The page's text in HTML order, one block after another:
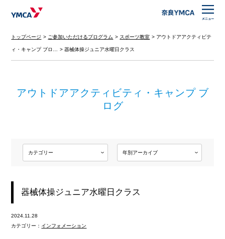
トップページ ご参加いただけるプログラム スポーツ教室 アウトドアアクティビテ
ィ・キャンプ ブロ… 器械体操ジュニア水曜日クラス
アウトドアアクティビティ・キャンプ ブ
ログ
器械体操ジュニア水曜日クラス
2024.11.28
カテゴリー： インフォメーション